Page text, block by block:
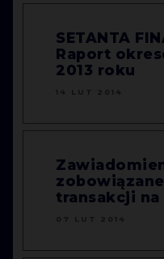
SETANTA
Raport
2013 roku
transakcji